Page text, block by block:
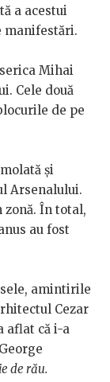
a acestui
manifestări.
Mihai
Cele două
de pe
și
Arsenalului.
În total,
au fost
amintirile
Cezar
aflat că i-a
de rău.